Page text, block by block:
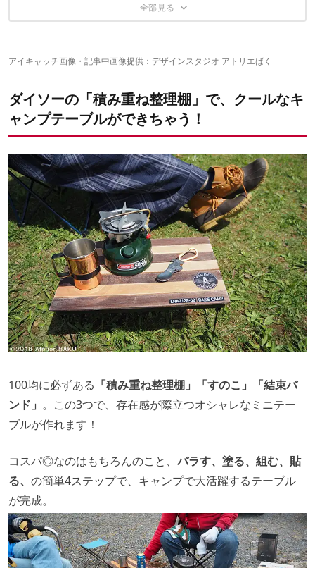
「結束バンド」用の溝を彫る
完成、キャンプで使ってみた！
アイキャッチ画像・記事中画像提供：デザインスタジオ アトリエばく
ダイソーの「積み重ね整理棚」で、クールなキ
ャンプテーブルができちゃう！
100均に必ずある 「積み重ね整理棚」「すのこ」「結束バ
ンド」 。この3つで、存在感が際立つオシャレなミニテー
ブルが作れます！
コスパ◎なのはもちろんのこと、バラす、塗る、組む、貼
る、 の簡単4ステップで、キャンプで大活躍するテーブル
が完成。